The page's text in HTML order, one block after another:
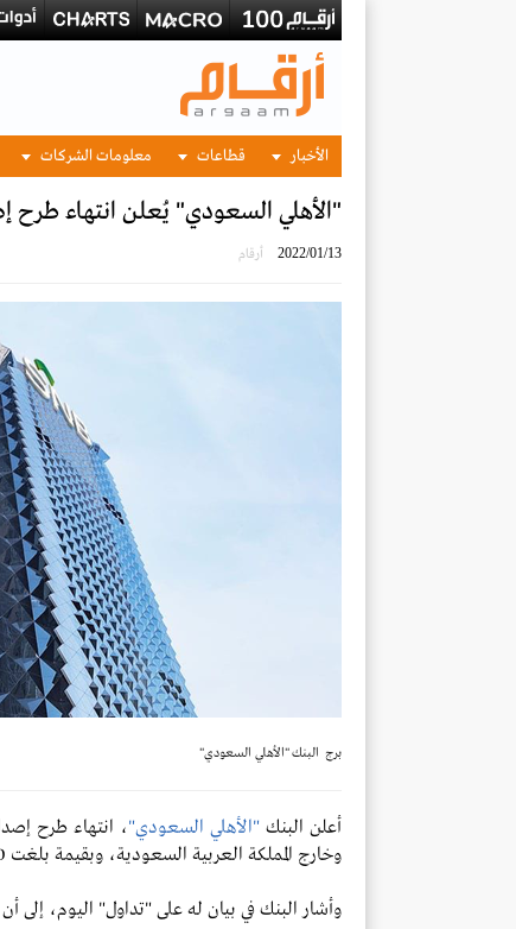
الأخبار قطاعات معلومات الشركات
"الأهلي السعودي" يُعلن انتهاء طرح إصدار
2022/01/13 أرقام
برج البنك "الأهلي السعودي"
أعلن البنك "الأهلي السعودي"، انتهاء طرح
وخارج المملكة العربية السعودية، وبقيمة بلغت 750 مليون دولار.
وأشار البنك في بيان له على "تداول" اليوم، إلى أن